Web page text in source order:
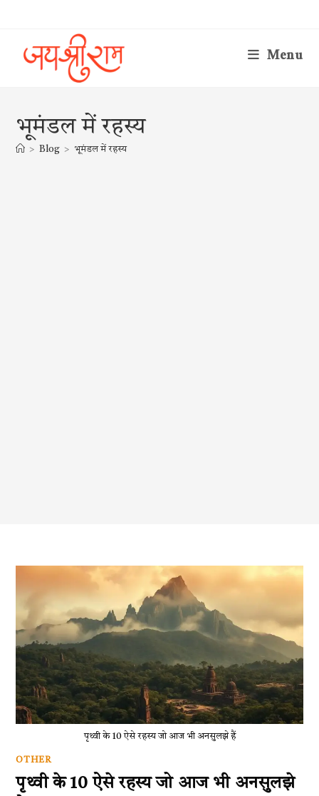
Menu
भूमंडल में रहस्य
> Blog > भूमंडल में रहस्य
पृथ्वी के 10 ऐसे रहस्य जो आज भी अनसुलझे हैं
OTHER
पृथ्वी के 10 ऐसे रहस्य जो आज भी अनसुलझे